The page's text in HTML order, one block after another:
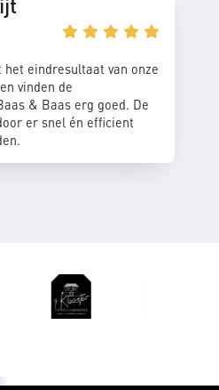
eindresultaat van onze
vinden de
& Baas erg goed. De
er snel én efficient